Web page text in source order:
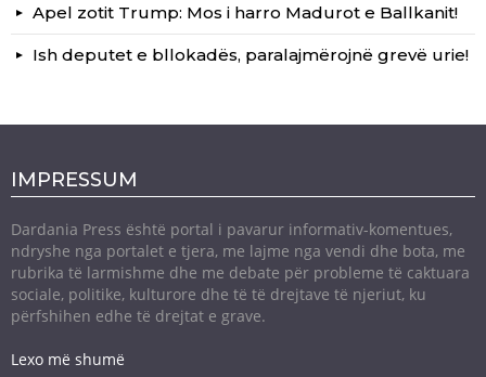
Apel zotit Trump: Mos i harro Madurot e Ballkanit!
Ish deputet e bllokadës, paralajmërojnë grevë urie!
IMPRESSUM
Dardania Press është portal i pavarur informativ-komentues,
ndryshe nga portalet e tjera, me lajme nga vendi dhe bota, me
rubrika të larmishme dhe me debate për probleme të caktuara
sociale, politike, kulturore dhe të të drejtave të njeriut, ku
përfshihen edhe të drejtat e grave.
Lexo më shumë